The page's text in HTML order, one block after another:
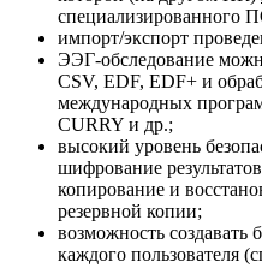
специализированного
импорт/экспорт
ЭЭГ-обследование
CSV, EDF, EDF+ и
международных
CURRY и др.;
высокий уровень
шифрование
копирование и
резервной копии;
возможность
каждого пользователя